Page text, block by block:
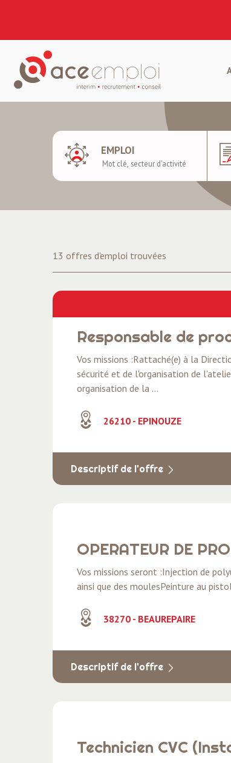
EMPLOI
13 offres d'emploi trouvées
Responsable de
Vos missions :Rattaché(e) à la
sécurité et de l'organisation de
organisation de la ...
26210 - EPINOUZE
Descriptif de l'offre
OPERATEUR DE
Vos missions seront :Injection de
ainsi que des moulesPeinture au
38270 - BEAUREPAIRE
Descriptif de l'offre
Technicien CVC